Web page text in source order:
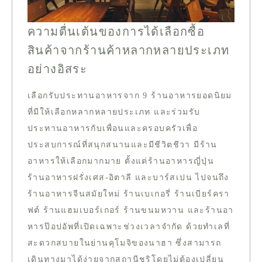
ความตื่นเต้นของการได้เลือกซื้อ
สินค้าจากร้านค้าหลากหลายประเภท
อย่างอิสระ
เลือกรับประทานอาหารจาก 9 ร้านอาหารยอดนิยม
ที่มีให้เลือกหลากหลายประเภท และร่วมรับ
ประทานอาหารกับเพื่อนและครอบครัวเพื่อ
ประสบการณ์ที่สนุกสนานและมีชีวิตชีวา มีร้าน
อาหารให้เลือกมากมาย ตั้งแต่ร้านอาหารญี่ปุ่น
ร้านอาหารฝรั่งเศส-อิตาลี และบาร์สเปน ไปจนถึง
ร้านอาหารจีนสมัยใหม่ ร้านเบเกอรี่ ร้านเบียร์ครา
ฟต์ ร้านแฮมเบอร์เกอร์ ร้านขนมหวาน และร้านอา
หารป๊อปอัพที่เปิดเฉพาะช่วงเวลาจำกัด ด้วยทำเลที่
สะดวกสบายในย่านคุโมจิของนาฮา ซึ่งสามารถ
เดินทางมาได้ง่ายจากสถานีชูริโดยไม่ต้องเปลี่ยน